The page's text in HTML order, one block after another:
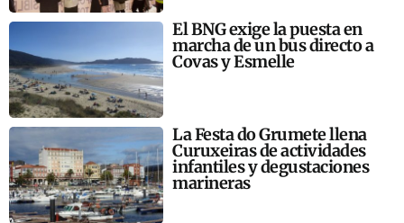
El BNG exige la puesta en
marcha de un bus directo a
Covas y Esmelle
La Festa do Grumete llena
Curuxeiras de actividades
infantiles y degustaciones
marineras